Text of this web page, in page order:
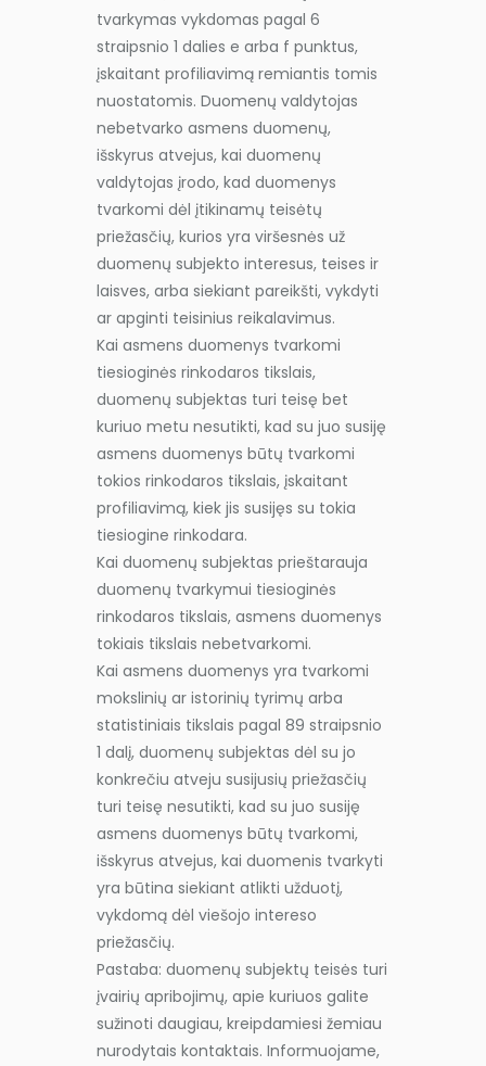
tvarkymas vykdomas pagal 6
straipsnio 1 dalies e arba f punktus,
įskaitant profiliavimą remiantis tomis
nuostatomis. Duomenų valdytojas
nebetvarko asmens duomenų,
išskyrus atvejus, kai duomenų
valdytojas įrodo, kad duomenys
tvarkomi dėl įtikinamų teisėtų
priežasčių, kurios yra viršesnės už
duomenų subjekto interesus, teises ir
laisves, arba siekiant pareikšti, vykdyti
ar apginti teisinius reikalavimus.
Kai asmens duomenys tvarkomi
tiesioginės rinkodaros tikslais,
duomenų subjektas turi teisę bet
kuriuo metu nesutikti, kad su juo susiję
asmens duomenys būtų tvarkomi
tokios rinkodaros tikslais, įskaitant
profiliavimą, kiek jis susijęs su tokia
tiesiogine rinkodara.
Kai duomenų subjektas prieštarauja
duomenų tvarkymui tiesioginės
rinkodaros tikslais, asmens duomenys
tokiais tikslais nebetvarkomi.
Kai asmens duomenys yra tvarkomi
mokslinių ar istorinių tyrimų arba
statistiniais tikslais pagal 89 straipsnio
1 dalį, duomenų subjektas dėl su jo
konkrečiu atveju susijusių priežasčių
turi teisę nesutikti, kad su juo susiję
asmens duomenys būtų tvarkomi,
išskyrus atvejus, kai duomenis tvarkyti
yra būtina siekiant atlikti užduotį,
vykdomą dėl viešojo intereso
priežasčių.
Pastaba: duomenų subjektų teisės turi
įvairių apribojimų, apie kuriuos galite
sužinoti daugiau, kreipdamiesi žemiau
nurodytais kontaktais. Informuojame,